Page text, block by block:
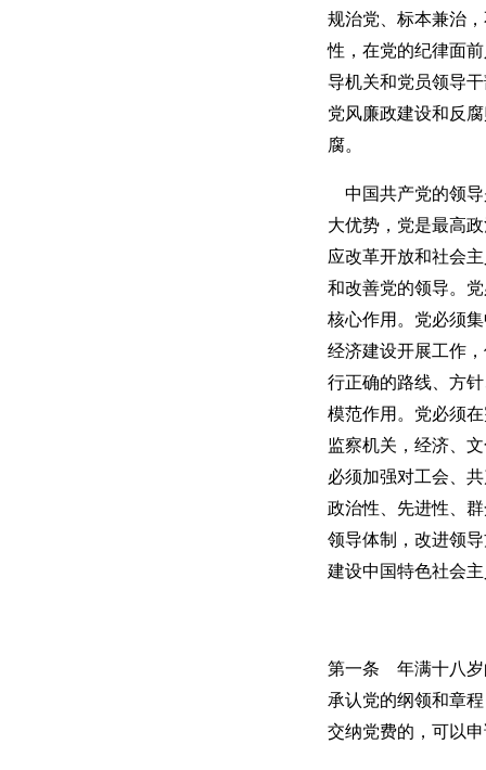
规治党、标本兼治
性，在党的纪律面
导机关和党员领导
党风廉政建设和反
腐。
中国共产党的领导
大优势，党是最高
应改革开放和社会
和改善党的领导。
核心作用。党必须
经济建设开展工作
行正确的路线、方
模范作用。党必须
监察机关，经济、
必须加强对工会、
政治性、先进性、
领导体制，改进领
建设中国特色社会
第一条 年满十八岁
承认党的纲领和章
交纳党费的，可以